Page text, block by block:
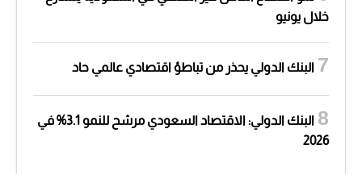
خلال يونيو
البنك الدولي يحذر من تباطؤ اقتصادي عالمي حاد
البنك الدولي: الاقتصاد السعودي مرشح للنمو 3.1% في
2026